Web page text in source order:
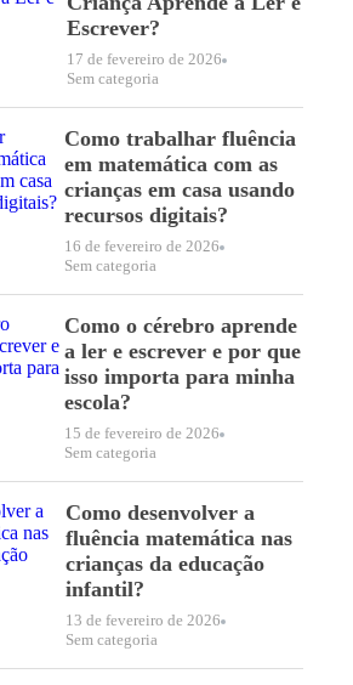
Escrever?
17 de fevereiro de 2026
Sem categoria
Como trabalhar fluência
em matemática com as
crianças em casa usando
recursos digitais?
16 de fevereiro de 2026
Sem categoria
Como o cérebro aprende
a ler e escrever e por que
isso importa para minha
escola?
15 de fevereiro de 2026
Sem categoria
Como desenvolver a
fluência matemática nas
crianças da educação
infantil?
13 de fevereiro de 2026
Sem categoria